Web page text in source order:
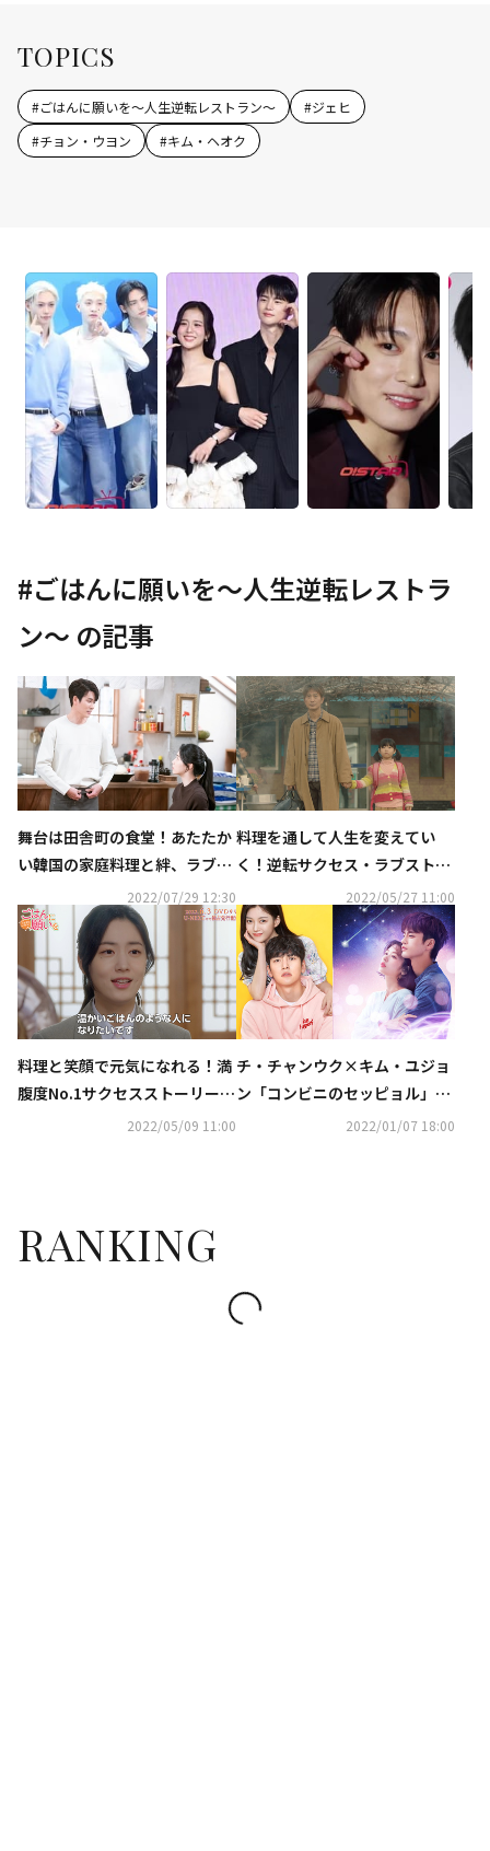
TOPICS
#ごはんに願いを～人生逆転レストラン～ #ジェヒ
#チョン・ウヨン #キム・ヘオク
#ごはんに願いを～人生逆転レストラ
ン～ の記事
舞台は田舎町の食堂！あたたか
い韓国の家庭料理と絆、ラブス
トーリーを描くヒューマンドラ
マ ―「ごはんに願いを～人生逆
転レストラン～」鑑賞コラム
2022/07/29 12:30
料理を通して人生を変えてい
く！逆転サクセス・ラブストー
リー「ごはんに願いを～人生逆
転レストラン～」第1話を特別
公開
2022/05/27 11:00
料理と笑顔で元気になれる！満
腹度No.1サクセスストーリー
「ごはんに願いを～人生逆転レ
2022/05/09 11:00
チ・チャンウク×キム・ユジョ
ン「コンビニのセッピョル」、
ソ・イングク「空から降る一億
2022/01/07 18:00
RANKING